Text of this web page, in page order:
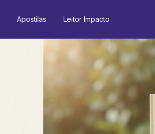
Apostilas Leitor Impacto